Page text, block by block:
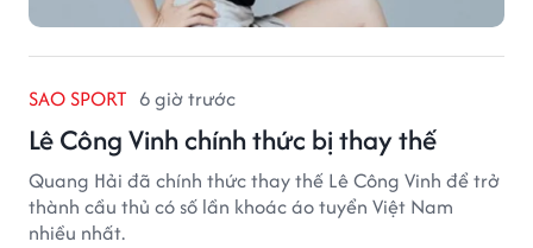
SAO SPORT 6 giờ trước
Lê Công Vinh chính thức bị thay thế
Quang Hải đã chính thức thay thế Lê Công Vinh để trở
thành cầu thủ có số lần khoác áo tuyển Việt Nam
nhiều nhất.